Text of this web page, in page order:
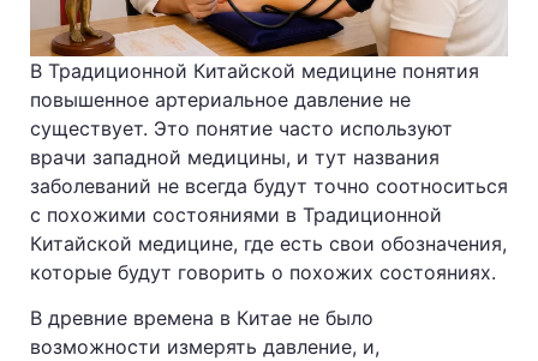
В Традиционной Китайской медицине понятия
повышенное артериальное давление не
существует. Это понятие часто используют
врачи западной медицины, и тут названия
заболеваний не всегда будут точно соотноситься
с похожими состояниями в Традиционной
Китайской медицине, где есть свои обозначения,
которые будут говорить о похожих состояниях.
В древние времена в Китае не было
возможности измерять давление, и,